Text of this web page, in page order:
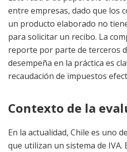
entre empresas, dado que los
un producto elaborado no
para solicitar un recibo. La
reporte por parte de terceros
desempeña en la práctica es
recaudación de impuestos
Contexto de la
En la actualidad, Chile es uno
que utilizan un sistema de IVA.